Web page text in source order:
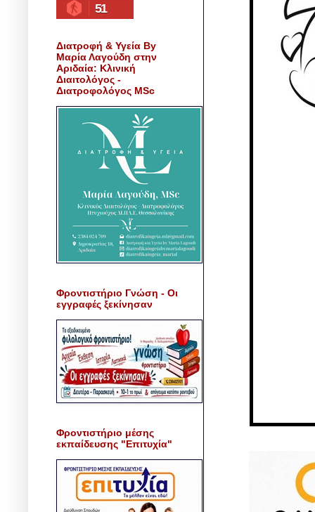
51
Διατροφή & Υγεία By
Μαρία Λαγούδη στην
Αριδαία: Κλινική
Διαιτολόγος -
Διατροφολόγος MSc
Φροντιστήριο Γνώση - Οι
εγγραφές ξεκίνησαν
Φροντιστήριο μέσης
εκπαίδευσης "Επιτυχία"